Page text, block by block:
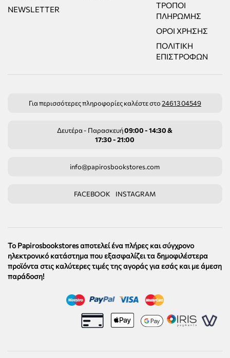
NEWSLETTER
ΤΡΌΠΟΙ
ΠΛΗΡΩΜΉΣ
ΌΡΟΙ ΧΡΉΣΗΣ
ΠΟΛΙΤΙΚΉ
ΕΠΙΣΤΡΟΦΏΝ
Για περισσότερες πληροφορίες καλέστε στο24613 04549
Δευτέρα - Παρασκευή09:00 - 14:30 &
17:30 - 21:00
info@papirosbookstores.com
FACEBOOK INSTAGRAM
Το Papirosbookstores αποτελεί ένα πλήρες και σύγχρονο
ηλεκτρονικό κατάστημα που εξασφαλίζει τα δημοφιλέστερα
προϊόντα στις καλύτερες τιμές της αγοράς για εσάς και με άμεση
παράδοση!